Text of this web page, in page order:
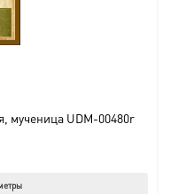
мученица UDM-00480r